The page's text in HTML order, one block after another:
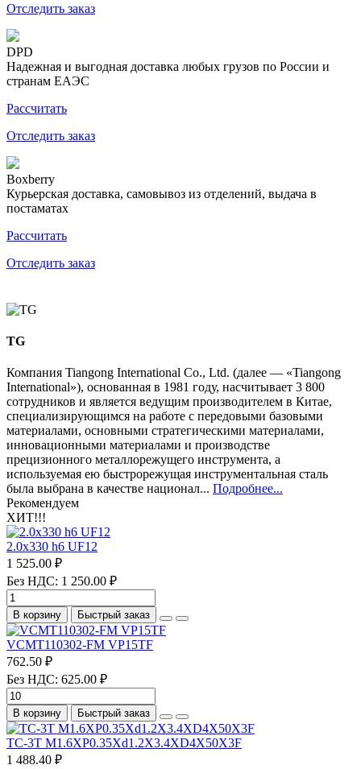
Отследить заказ
DPD
Надежная и выгодная доставка любых грузов по России и
странам ЕАЭС
Рассчитать
Отследить заказ
Boxberry
Курьерская доставка, самовывоз из отделений, выдача в
постаматах
Рассчитать
Отследить заказ
TG
Компания Tiangong International Co., Ltd. (далее — «Tiangong
International»), основанная в 1981 году, насчитывает 3 800
сотрудников и является ведущим производителем в Китае,
специализирующимся на работе с передовыми базовыми
материалами, основными стратегическими материалами,
инновационными материалами и производстве
прецизионного металлорежущего инструмента, а
используемая ею быстрорежущая инструментальная сталь
была выбрана в качестве национал... Подробнее...
Рекомендуем
ХИТ!!!
2.0х330 h6 UF12
1 525.00 ₽
Без НДС: 1 250.00 ₽
В корзину Быстрый заказ
VCMT110302-FM VP15TF
762.50 ₽
Без НДС: 625.00 ₽
В корзину Быстрый заказ
TC-3T M1.6XP0.35Xd1.2X3.4XD4X50X3F
1 488.40 ₽